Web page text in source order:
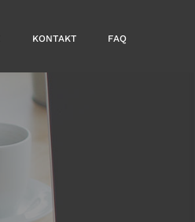
KONTAKT FAQ